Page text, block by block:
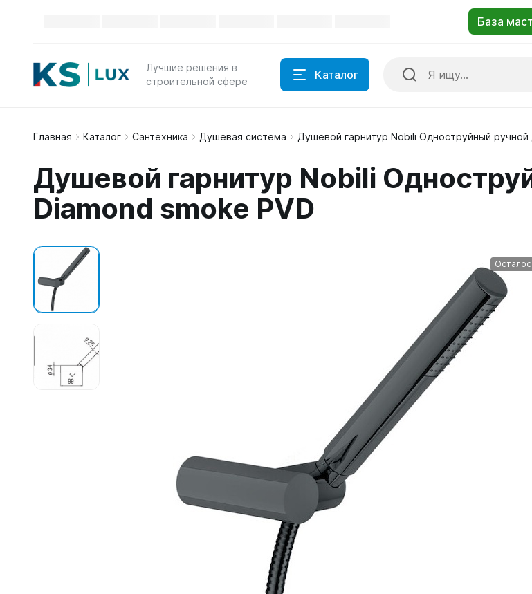
Лучшие решения в
строительной сфере
Каталог
Главная Каталог Сантехника Душевая система Душевой гарнитур Nobili Одноструйный
Душевой гарнитур Nobili
Diamond smoke PVD